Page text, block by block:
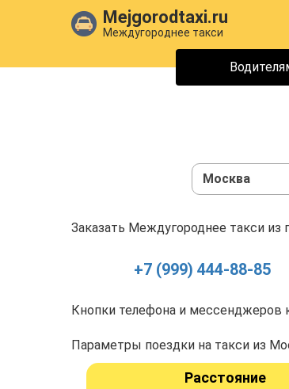
Mejgorodtaxi.ru
Междугороднее такси
Москва
Заказать Междугороднее такси из
+7 (999) 444-88-85
Кнопки телефона и мессенджеров
Параметры поездки на такси из
Расстояние